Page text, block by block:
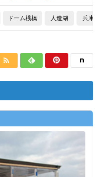
ドーム桟橋 人造湖 兵庫県
  